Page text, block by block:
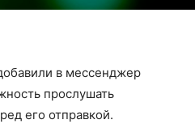
в мессенджер
прослушать
его отправкой.